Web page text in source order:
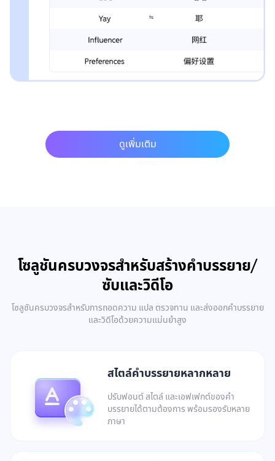
ดูเพิ่มเติม
โซลูชันครบวงจรสำหรับสร้างคำบรรยาย/
ซับและวิดีโอ
โซลูชันครบวงจรสำหรับการถอดความ แปล ตรวจทาน และส่งออกคำบรรยาย
และวิดีโอด้วยความแม่นยำสูง
สไตล์คำบรรยายหลากหลาย
ปรับฟอนต์ สไตล์ และเอฟเฟกต์ของคำ
บรรยายได้ตามต้องการ พร้อมรองรับหลาย
ภาษา